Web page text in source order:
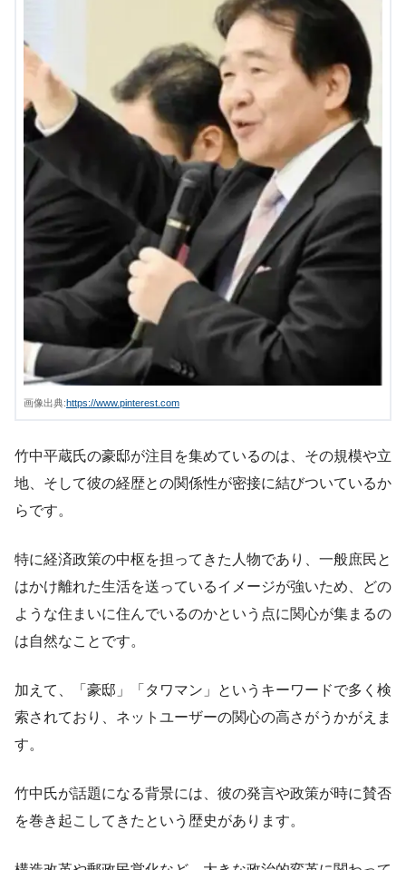
画像出典:https://www.pinterest.com
竹中平蔵氏の豪邸が注目を集めているのは、その規模や立
地、そして彼の経歴との関係性が密接に結びついているか
らです。
特に経済政策の中枢を担ってきた人物であり、一般庶民と
はかけ離れた生活を送っているイメージが強いため、どの
ような住まいに住んでいるのかという点に関心が集まるの
は自然なことです。
加えて、「豪邸」「タワマン」というキーワードで多く検
索されており、ネットユーザーの関心の高さがうかがえま
す。
竹中氏が話題になる背景には、彼の発言や政策が時に賛否
を巻き起こしてきたという歴史があります。